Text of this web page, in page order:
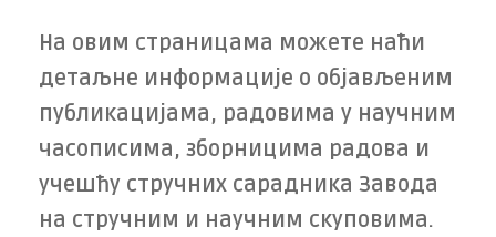
На овим страницама можете наћи
детаљне информације о објављеним
публикацијама, радовима у научним
часописима, зборницима радова и
учешћу стручних сарадника Завода
на стручним и научним скуповима.